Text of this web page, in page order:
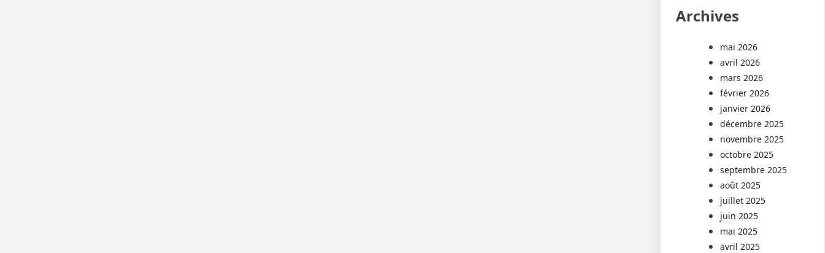
Archives
mai 2026
avril 2026
mars 2026
février 2026
janvier 2026
décembre 2025
novembre 2025
octobre 2025
septembre 2025
août 2025
juillet 2025
juin 2025
mai 2025
avril 2025